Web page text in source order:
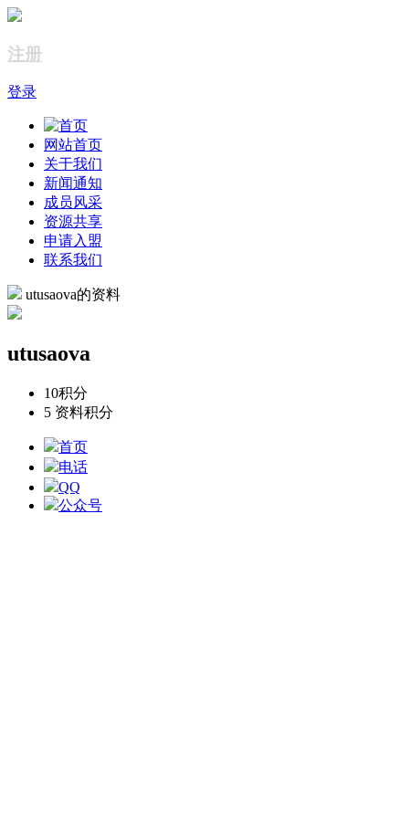
注册
登录
网站首页
关于我们
新闻通知
成员风采
资源共享
申请入盟
联系我们
utusaova的资料
utusaova
10积分
5 资料积分
首页
电话
QQ
公众号